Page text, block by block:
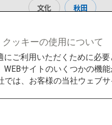
文化 秋田
化産業
クッキーの使用について
ご利用いただくために必
サイトのいくつかの機
では、お客様の当社ウェブ